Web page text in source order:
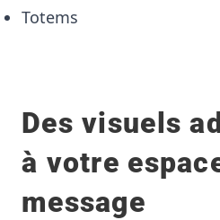
Totems
Des visuels
à votre
message